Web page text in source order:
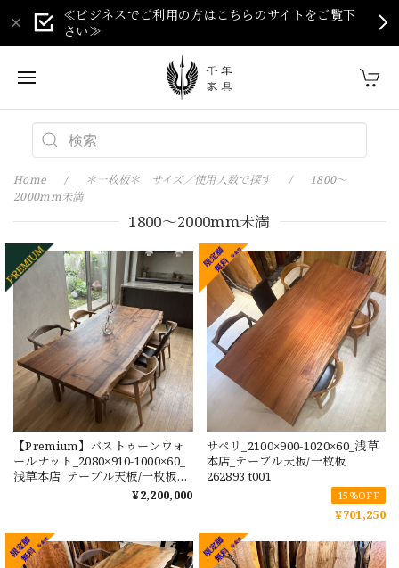
≪ビジネスでご利用の方はこちらのサイトをご覧下
さい≫
Home ＊一枚板＊ サイズ／使用人数で探す
1800～
2000mm未満
1800～2000mm未満
【Premium】バストゥーンウォ
ールナット_2080×910-1000×60_
浅草本店_テーブル天板/一枚板
¥2,200,000
サペリ_2100×900-1020×60_浅草
本店_テーブル天板/一枚板
262893 t001
15%OFF
¥701,250